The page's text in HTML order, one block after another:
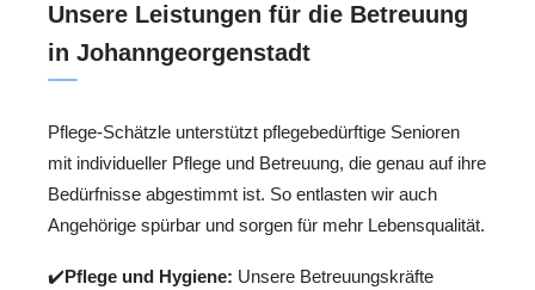
Unsere Leistungen für die Betreuung
in Johanngeorgenstadt
Pflege-Schätzle unterstützt pflegebedürftige Senioren
mit individueller Pflege und Betreuung, die genau auf ihre
Bedürfnisse abgestimmt ist. So entlasten wir auch
Angehörige spürbar und sorgen für mehr Lebensqualität.
✔️Pflege und Hygiene: Unsere Betreuungskräfte